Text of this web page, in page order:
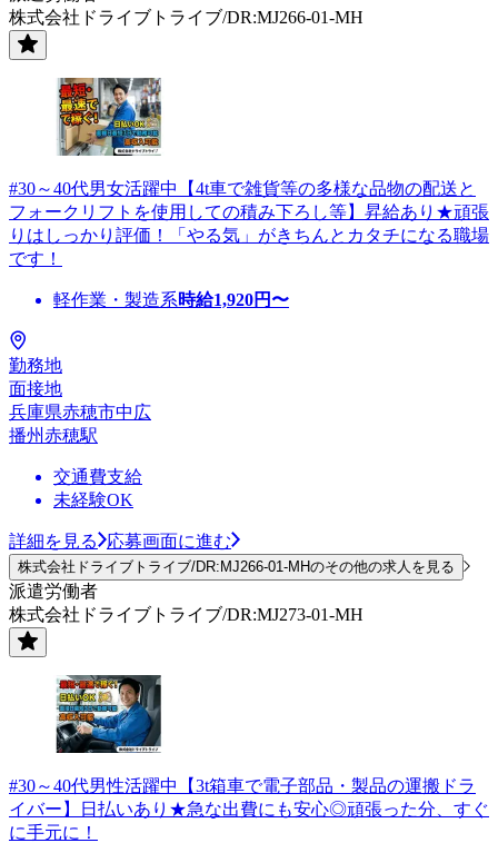
株式会社ドライブトライブ/DR:MJ266-01-MH
#30～40代男女活躍中【4t車で雑貨等の多様な品物の配送と
フォークリフトを使用しての積み下ろし等】昇給あり★頑張
りはしっかり評価！「やる気」がきちんとカタチになる職場
です！
軽作業・製造系時給1,920円〜
勤務地
面接地
兵庫県赤穂市中広
播州赤穂駅
交通費支給
未経験OK
詳細を見る 応募画面に進む
株式会社ドライブトライブ/DR:MJ266-01-MHのその他の求人を見る
派遣労働者
株式会社ドライブトライブ/DR:MJ273-01-MH
#30～40代男性活躍中【3t箱車で電子部品・製品の運搬ドラ
イバー】日払いあり★急な出費にも安心◎頑張った分、すぐ
に手元に！